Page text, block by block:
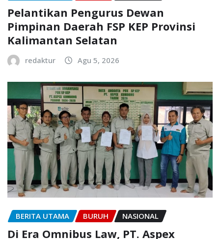
Pelantikan Pengurus Dewan
Pimpinan Daerah FSP KEP Provinsi
Kalimantan Selatan
redaktur Agu 5, 2026
BERITA UTAMA BURUH NASIONAL
Di Era Omnibus Law, PT. Aspex